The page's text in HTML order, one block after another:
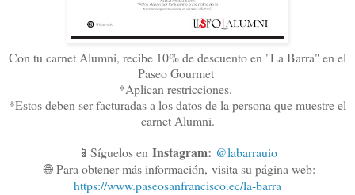
Con tu carnet Alumni, recibe 10% de descuento en "La Barra" en el
Paseo Gourmet
*Aplican restricciones.
*Estos deben ser facturadas a los datos de la persona que muestre el
carnet Alumni.
📱Síguelos en Instagram: @labarrauio
🌐Para obtener más información, visita su página web:
https://www.paseosanfrancisco.ec/la-barra